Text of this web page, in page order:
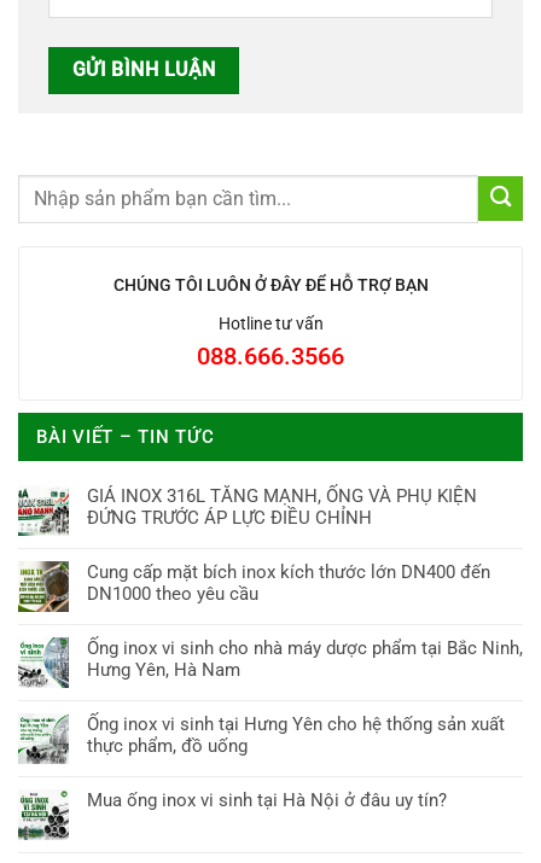
CHÚNG TÔI LUÔN Ở ĐÂY ĐỂ HỖ TRỢ BẠN
Hotline tư vấn
088.666.3566
BÀI VIẾT – TIN TỨC
GIÁ INOX 316L TĂNG MẠNH, ỐNG VÀ PHỤ KIỆN
ĐỨNG TRƯỚC ÁP LỰC ĐIỀU CHỈNH
Cung cấp mặt bích inox kích thước lớn DN400 đến
DN1000 theo yêu cầu
Ống inox vi sinh cho nhà máy dược phẩm tại Bắc Ninh,
Hưng Yên, Hà Nam
Ống inox vi sinh tại Hưng Yên cho hệ thống sản xuất
thực phẩm, đồ uống
Mua ống inox vi sinh tại Hà Nội ở đâu uy tín?